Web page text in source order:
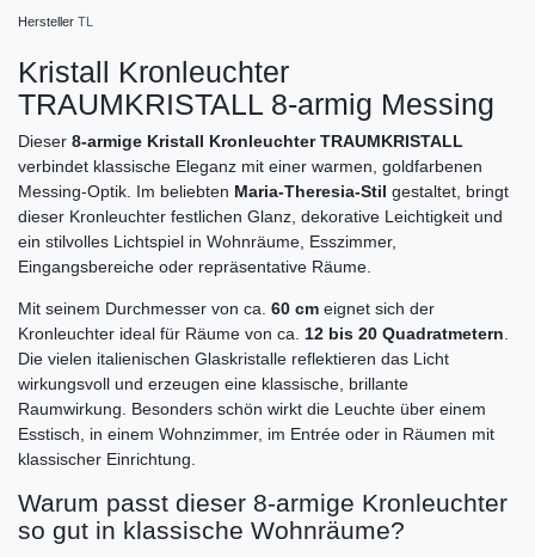
Hersteller TL
Kristall Kronleuchter
TRAUMKRISTALL 8-armig Messing
Dieser 8-armige Kristall Kronleuchter TRAUMKRISTALL
verbindet klassische Eleganz mit einer warmen, goldfarbenen
Messing-Optik. Im beliebten Maria-Theresia-Stil gestaltet, bringt
dieser Kronleuchter festlichen Glanz, dekorative Leichtigkeit und
ein stilvolles Lichtspiel in Wohnräume, Esszimmer,
Eingangsbereiche oder repräsentative Räume.
Mit seinem Durchmesser von ca. 60 cm eignet sich der
Kronleuchter ideal für Räume von ca. 12 bis 20 Quadratmetern
Die vielen italienischen Glaskristalle reflektieren das Licht
wirkungsvoll und erzeugen eine klassische, brillante
Raumwirkung. Besonders schön wirkt die Leuchte über einem
Esstisch, in einem Wohnzimmer, im Entrée oder in Räumen mit
klassischer Einrichtung.
Warum passt dieser 8-armige Kronleuchter
so gut in klassische Wohnräume?